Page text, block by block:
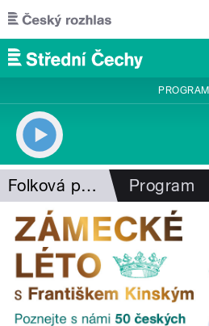
Přejít k hlavnímu obsahu
PROGRAM
Folková pohlazení Program